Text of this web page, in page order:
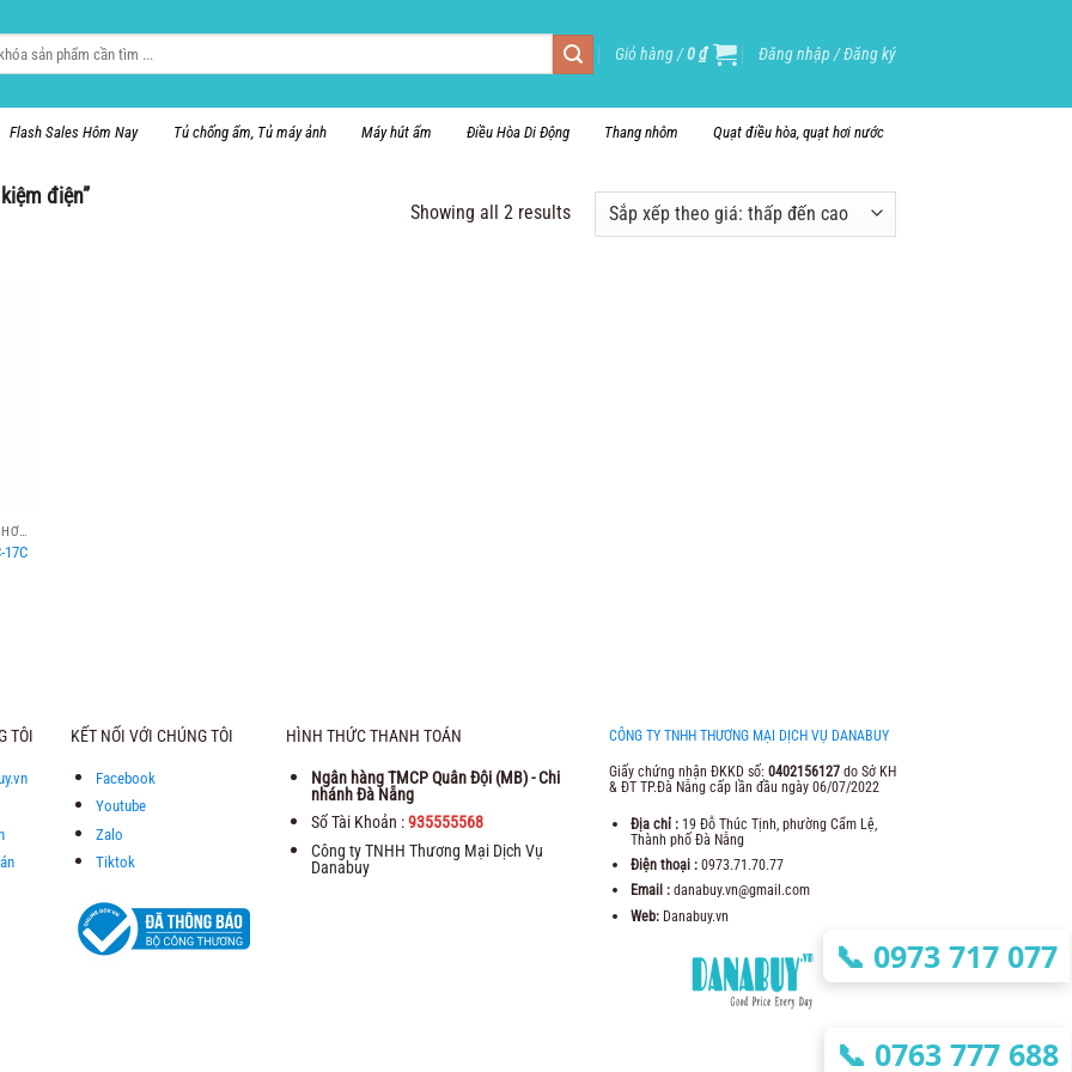
📞 0973 717 077
📞 0763 777 688
Giỏ hàng /0₫ Đăng nhập / Đăng ký
Flash Sales Hôm Nay Tủ chống ẩm, Tủ máy ảnh Máy hút ẩm Điều Hòa Di Động Thang nhôm Quạt điều hòa, quạt hơi nước
điện”
Showing all 2 results
QUẠT ĐIỀU HÒA, QUẠT HƠI NƯỚC
17C
TÔI KẾT NỐI VỚI CHÚNG TÔI
Facebook
Youtube
Zalo
Tiktok
HÌNH THỨC THANH TOÁN
Ngân hàng TMCP Quân Đội (MB) - Chi
nhánh Đà Nẵng
Số Tài Khoản :935555568
Công ty TNHH Thương Mại Dịch Vụ
Danabuy
CÔNG TY TNHH THƯƠNG MẠI DỊCH VỤ DANABUY
Giấy chứng nhận ĐKKD số: 0402156127 do Sở KH
& ĐT TP.Đà Nẵng cấp lần đầu ngày 06/07/2022
Địa chỉ :19 Đỗ Thúc Tịnh, phường Cẩm Lệ,
Thành phố Đà Nẵng
Điện thoại :0973.71.70.77
Email : danabuy.vn@gmail.com
Web: Danabuy.vn